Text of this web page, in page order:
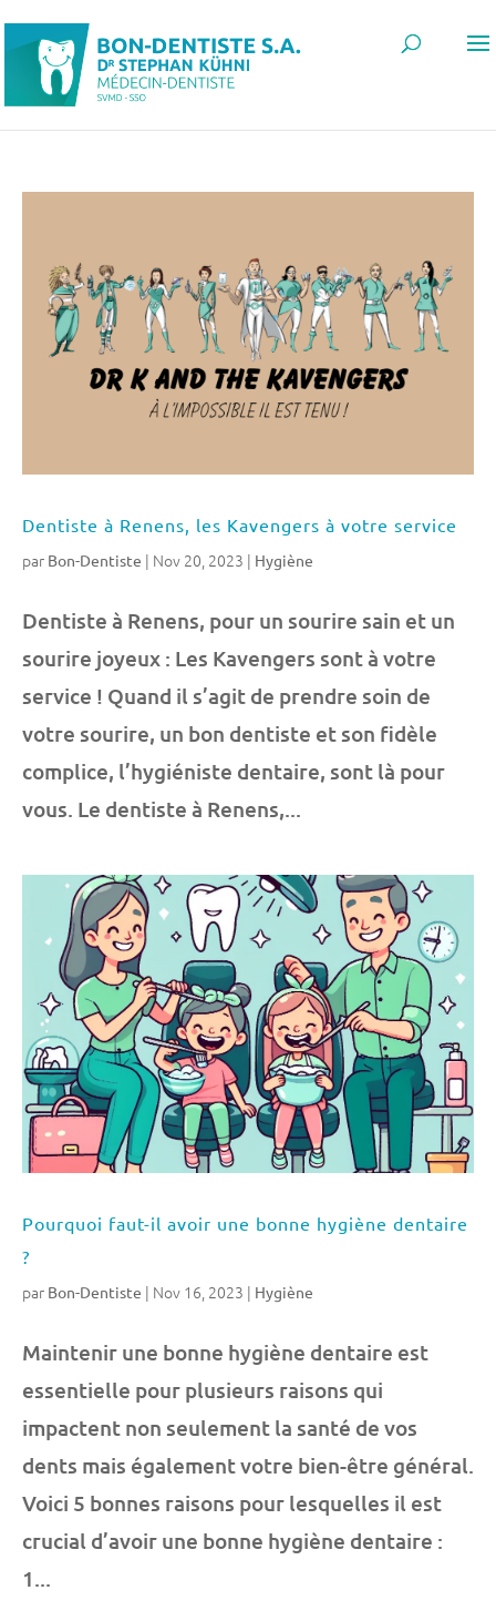
Dentiste à Renens, les Kavengers à votre service
par Bon-Dentiste | Nov 20, 2023 | Hygiène
Dentiste à Renens, pour un sourire sain et un
sourire joyeux : Les Kavengers sont à votre
service ! Quand il s’agit de prendre soin de
votre sourire, un bon dentiste et son fidèle
complice, l’hygiéniste dentaire, sont là pour
vous. Le dentiste à Renens,...
Pourquoi faut-il avoir une bonne hygiène dentaire
?
par Bon-Dentiste | Nov 16, 2023 | Hygiène
Maintenir une bonne hygiène dentaire est
essentielle pour plusieurs raisons qui
impactent non seulement la santé de vos
dents mais également votre bien-être général.
Voici 5 bonnes raisons pour lesquelles il est
crucial d’avoir une bonne hygiène dentaire :
1...